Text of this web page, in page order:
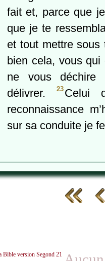
fait et, parce que
que je te
et tout mettre
bien cela, vous
ne vous déchire
délivrer.
23 Celui
reconnaissance
sur sa conduite je
Bible version Segond 21